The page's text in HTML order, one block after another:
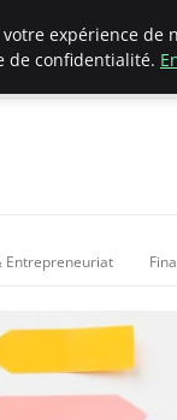
Entrepreneuriat
expérience de
de confidentialité.